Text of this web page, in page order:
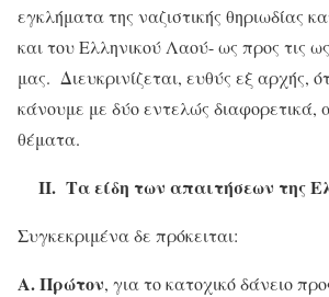
εγκλήματα της ναζιστικής θηριωδίας
και του Ελληνικού Λαού- ως προς τις
μας. Διευκρινίζεται, ευθύς εξ αρχής,
κάνουμε με δύο εντελώς διαφορετικά,
θέματα.
ΙΙ. Τα είδη των απαιτήσεων της
Συγκεκριμένα δε πρόκειται:
Α. Πρώτον, για το κατοχικό δάνειο